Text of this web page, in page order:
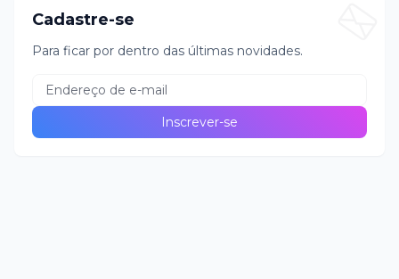
Cadastre-se
Para ficar por dentro das últimas novidades.